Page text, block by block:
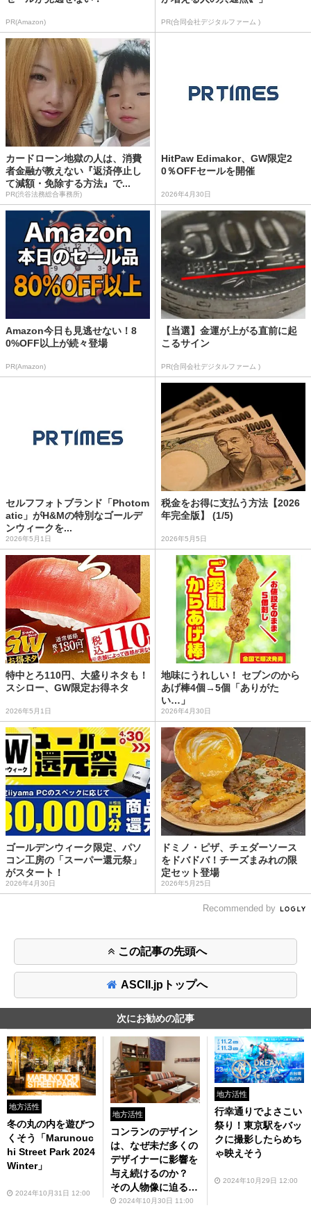
PR(Amazon) PR(合同会社デジタルファーム )
カードローン地獄の人は、消費
者金融が教えない『返済停止し
て減額・免除する方法』で...
PR(渋谷法務総合事務所)
HitPaw Edimakor、GW限定2
0％OFFセールを開催
2026年4月30日
Amazon今日も見逃せない！8
0%OFF以上が続々登場
PR(Amazon)
【当選】金運が上がる直前に起
こるサイン
PR(合同会社デジタルファーム )
セルフフォトブランド「Photom
atic」がH&Mの特別なゴールデ
ンウィークを...
2026年5月1日
税金をお得に支払う方法【2026
年完全版】 (1/5)
2026年5月5日
特中とろ110円、大盛りネタも！
スシロー、GW限定お得ネタ
2026年5月1日
地味にうれしい！ セブンのから
あげ棒4個→5個「ありがた
い…」
2026年4月30日
ゴールデンウィーク限定、パソ
コン工房の「スーパー還元祭」
がスタート！
2026年4月30日
ドミノ・ピザ、チェダーソース
をドバドバ！チーズまみれの限
定セット登場
2026年5月25日
Recommended by
この記事の先頭へ
ASCII.jpトップへ
次にお勧めの記事
地方活性
冬の丸の内を遊びつ
くそう「Marunouc
hi Street Park 2024
Winter」
2024年10月31日 12:00
地方活性
コンランのデザイン
は、なぜ未だ多くの
デザイナーに影響を
与え続けるのか？
その人物像に迫る展
覧会2024年10月30日 11:00
地方活性
行幸通りでよさこい
祭り！東京駅をバッ
クに撮影したらめち
ゃ映えそう
2024年10月29日 12:00